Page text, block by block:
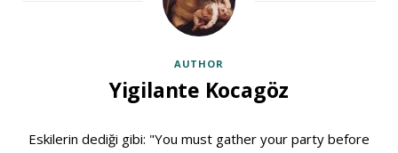
AUTHOR
Yigilante Kocagöz
Eskilerin dediği gibi: "You must gather your party before